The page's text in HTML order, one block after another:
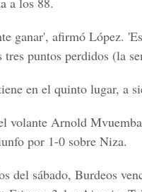
ganar', afirmó López.
tres puntos perdidos (la
en el quinto lugar, a
volante Arnold
por 1-0 sobre Niza.
del sábado, Burdeos